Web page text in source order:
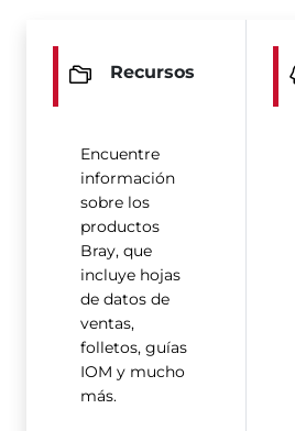
Recursos
Encuentre
información
sobre los
productos
Bray, que
incluye hojas
de datos de
ventas,
folletos, guías
IOM y mucho
más.